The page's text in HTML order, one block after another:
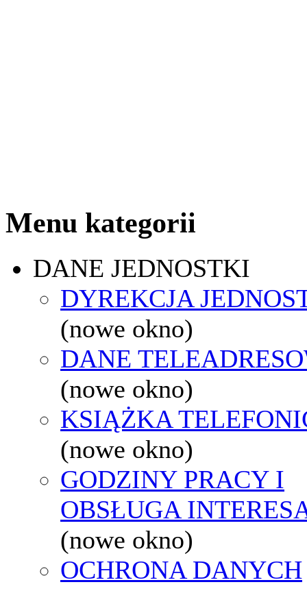
Menu kategorii
DANE JEDNOSTKI
DYREKCJA
(nowe okno)
DANE
(nowe okno)
KSIĄŻKA
(nowe okno)
GODZINY PRACY I
OBSŁUGA
(nowe okno)
OCHRONA DANYCH